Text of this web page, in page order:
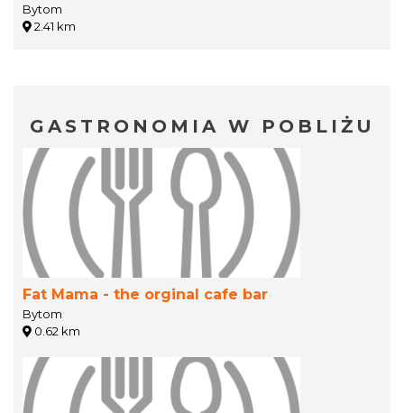
Bytom
2.41 km
GASTRONOMIA W POBLIŻU
Fat Mama - the orginal cafe bar
Bytom
0.62 km